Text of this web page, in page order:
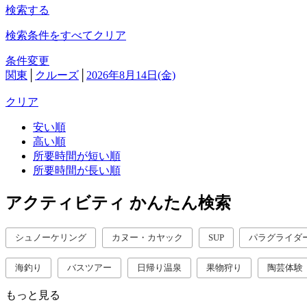
検索する
検索条件をすべてクリア
条件変更
関東
クルーズ 2026年8月14日(金)
クリア
安い順
高い順
所要時間が短い順
所要時間が長い順
アクティビティ かんたん検索
シュノーケリング カヌー・カヤック SUP パラグライダ
海釣り バスツアー 日帰り温泉 果物狩り 陶芸体験
もっと見る